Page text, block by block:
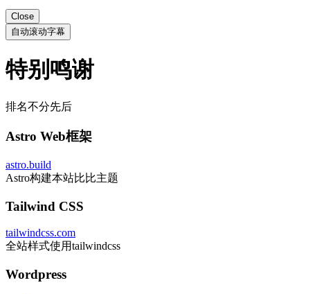
Close
自动滚动字幕
特别鸣谢
排名不分先后
Astro Web框架
astro.build
Astro构建本站比比主题
Tailwind CSS
tailwindcss.com
全站样式使用tailwindcss
Wordpress